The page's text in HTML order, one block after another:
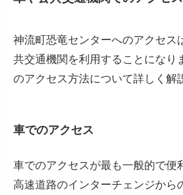
神流町恐竜センターへのアクセス
共交通機関を利用することになり
のアクセス方法について詳しく解
車でのアクセス
車でのアクセスが最も一般的で便
高速道路のインターチェンジから